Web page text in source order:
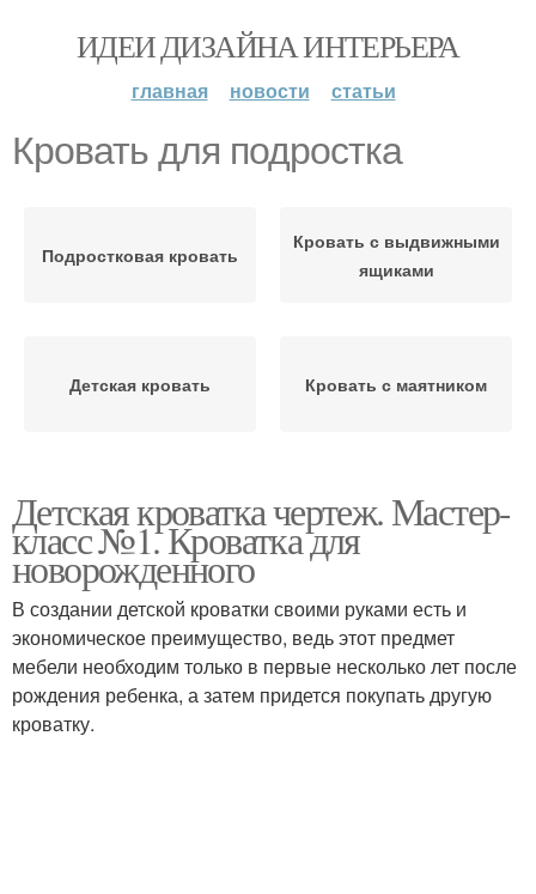
ИДЕИ ДИЗАЙНА ИНТЕРЬЕРА
главная новости статьи
Кровать для подростка
Подростковая кровать
Кровать с выдвижными
ящиками
Детская кровать Кровать с маятником
Детская кроватка чертеж. Мастер-
класс №1. Кроватка для
новорожденного
В создании детской кроватки своими руками есть и
экономическое преимущество, ведь этот предмет
мебели необходим только в первые несколько лет после
рождения ребенка, а затем придется покупать другую
кроватку.